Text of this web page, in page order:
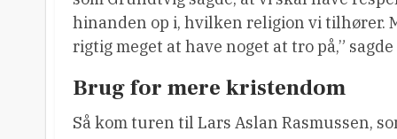
hinanden op i, hvilken religion vi tilhører.
rigtig meget at have noget at tro på,”
Brug for mere kristendom
Så kom turen til Lars Aslan Rasmussen,